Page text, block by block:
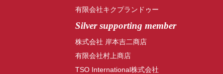
有限会社キクプランドゥー
Silver supporting member
株式会社 岸本吉二商店
有限会社村上商店
TSO International株式会社